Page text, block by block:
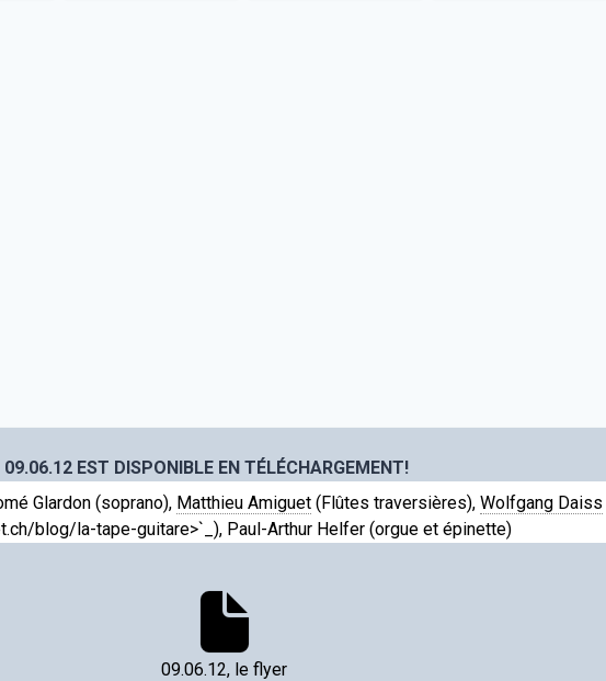
EST DISPONIBLE EN TÉLÉCHARGEMENT!
Glardon (soprano), Matthieu Amiguet (Flûtes traversières), Wolfgang Daiss
blog/la-tape-guitare>`_), Paul-Arthur Helfer (orgue et épinette)
09.06.12, le flyer